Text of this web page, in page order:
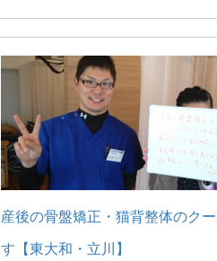
産後の骨盤矯正・猫背整体のク
す【東大和・立川】